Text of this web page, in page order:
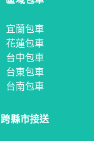
宜蘭包車
花蓮包車
台中包車
台東包車
台南包車
跨縣市接送